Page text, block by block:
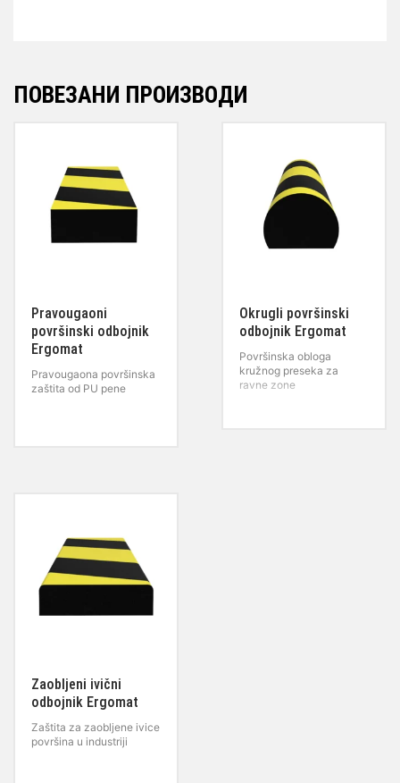
ПОВЕЗАНИ ПРОИЗВОДИ
Pravougaoni
površinski odbojnik
Ergomat
Pravougaona površinska
zaštita od PU pene
Okrugli površinski
odbojnik Ergomat
Površinska obloga
kružnog preseka za
ravne zone
Zaobljeni ivični
odbojnik Ergomat
Zaštita za zaobljene ivice
površina u industriji